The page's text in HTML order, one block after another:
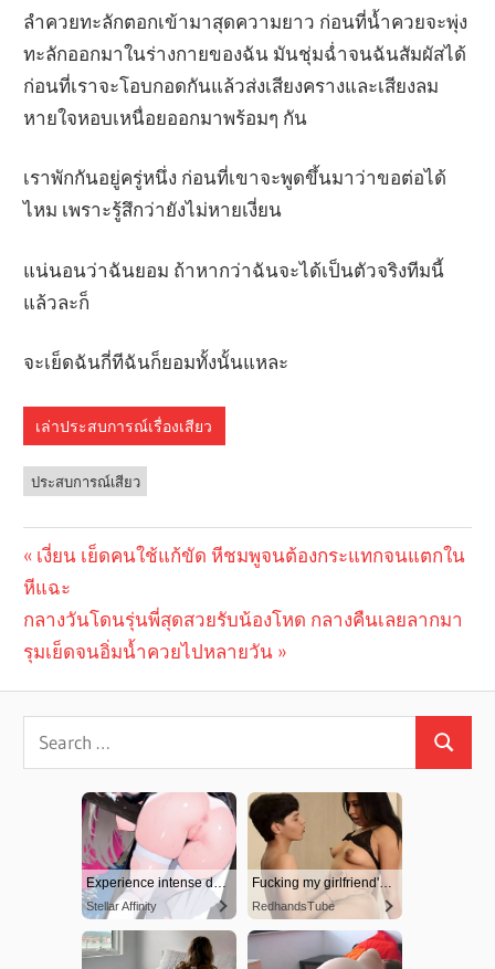
ลำควยทะลักตอกเข้ามาสุดความยาว ก่อนที่น้ำควยจะพุ่ง
ทะลักออกมาในร่างกายของฉัน มันชุ่มฉ่ำจนฉันสัมผัสได้
ก่อนที่เราจะโอบกอดกันแล้วส่งเสียงครางและเสียงลม
หายใจหอบเหนื่อยออกมาพร้อมๆ กัน
เราพักกันอยู่ครู่หนึ่ง ก่อนที่เขาจะพูดขึ้นมาว่าขอต่อได้
ไหม เพราะรู้สึกว่ายังไม่หายเงี่ยน
แน่นอนว่าฉันยอม ถ้าหากว่าฉันจะได้เป็นตัวจริงทีมนี้
แล้วละก็
จะเย็ดฉันกี่ทีฉันก็ยอมทั้งนั้นแหละ
เล่าประสบการณ์เรื่องเสียว
ประสบการณ์เสียว
Post
navigation
Previous
Post:
เงี่ยน เย็ดคนใช้แก้ขัด หีชมพูจนต้องกระแทกจนแตกใน
หีแฉะ
Next
Post:
กลางวันโดนรุ่นพี่สุดสวยรับน้องโหด กลางคืนเลยลากมา
รุมเย็ดจนอิ่มน้ำควยไปหลายวัน